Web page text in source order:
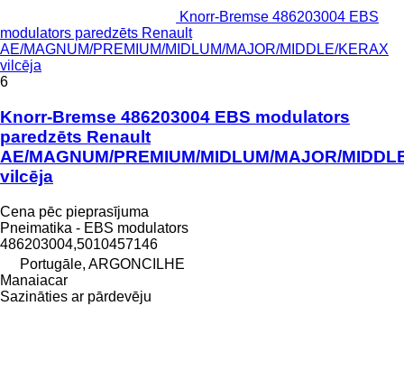
Knorr-Bremse 486203004 EBS
modulators paredzēts Renault
AE/MAGNUM/PREMIUM/MIDLUM/MAJOR/MIDDLE/KERAX
vilcēja
6
Knorr-Bremse 486203004 EBS modulators
paredzēts Renault
AE/MAGNUM/PREMIUM/MIDLUM/MAJOR/
vilcēja
Cena pēc pieprasījuma
Pneimatika - EBS modulators
486203004,5010457146
Portugāle, ARGONCILHE
Manaiacar
Sazināties ar pārdevēju